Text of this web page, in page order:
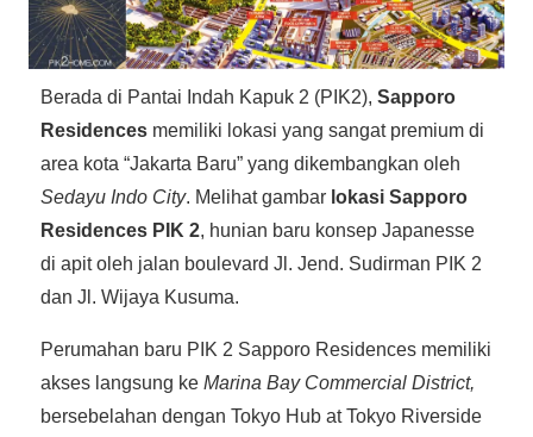
Berada di Pantai Indah Kapuk 2 (PIK2), Sapporo
Residences memiliki lokasi yang sangat premium di
area kota “Jakarta Baru” yang dikembangkan oleh
Sedayu Indo City. Melihat gambar lokasi Sapporo
Residences PIK 2, hunian baru konsep Japanesse
di apit oleh jalan boulevard Jl. Jend. Sudirman PIK 2
dan Jl. Wijaya Kusuma.
Perumahan baru PIK 2 Sapporo Residences memiliki
akses langsung ke Marina Bay Commercial District,
bersebelahan dengan Tokyo Hub at Tokyo Riverside